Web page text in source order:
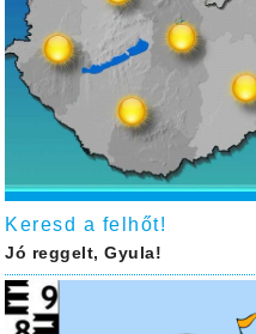
Keresd a felhőt!
Jó reggelt, Gyula!